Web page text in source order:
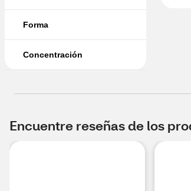
Forma
Concentración
Encuentre reseñas de los